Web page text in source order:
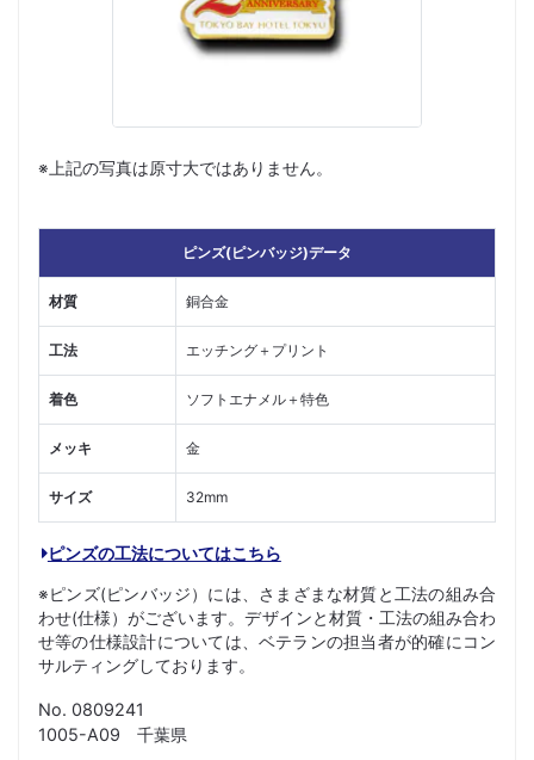
※上記の写真は原寸大ではありません。
ピンズ(ピンバッジ)データ
材質 銅合金
工法 エッチング＋プリント
着色 ソフトエナメル＋特色
メッキ 金
サイズ 32mm
ピンズの工法についてはこちら
※ピンズ(ピンバッジ）には、さまざまな材質と工法の組み合
わせ(仕様）がございます。デザインと材質・工法の組み合わ
せ等の仕様設計については、ベテランの担当者が的確にコン
サルティングしております。
No. 0809241
1005-A09 千葉県